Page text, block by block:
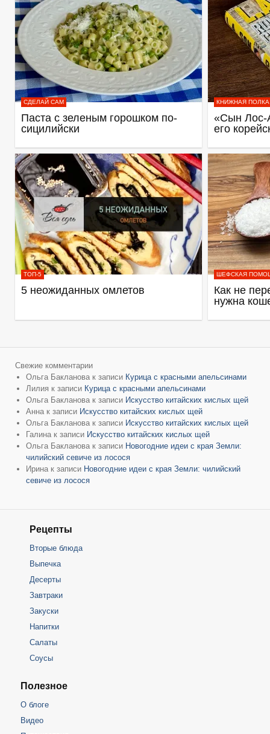
СДЕЛАЙ САМ
Паста с зеленым горошком по-
сицилийски
КНИЖНАЯ ПОЛКА
«Сын Лос-
его
ТОП-5
5 неожиданных омлетов
ШЕФСКАЯ
Как не
нужна
Свежие комментарии
Ольга Бакланова к записи Курица с красными апельсинами
Лилия к записи Курица с красными апельсинами
Ольга Бакланова к записи Искусство китайских кислых щей
Анна к записи Искусство китайских кислых щей
Ольга Бакланова к записи Искусство китайских кислых щей
Галина к записи Искусство китайских кислых щей
Ольга Бакланова к записи Новогодние идеи с края Земли:
чилийский севиче из лосося
Ирина к записи Новогодние идеи с края Земли: чилийский
севиче из лосося
Рецепты
Вторые блюда
Выпечка
Десерты
Завтраки
Закуски
Напитки
Салаты
Соусы
Полезное
О блоге
Видео